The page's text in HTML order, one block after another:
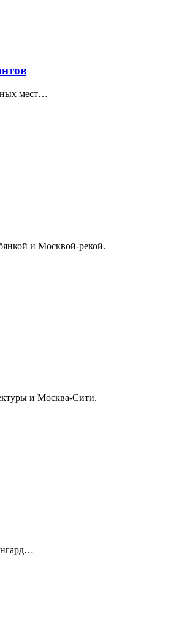
мест…
и Москвой-рекой.
и Москва-Сити.